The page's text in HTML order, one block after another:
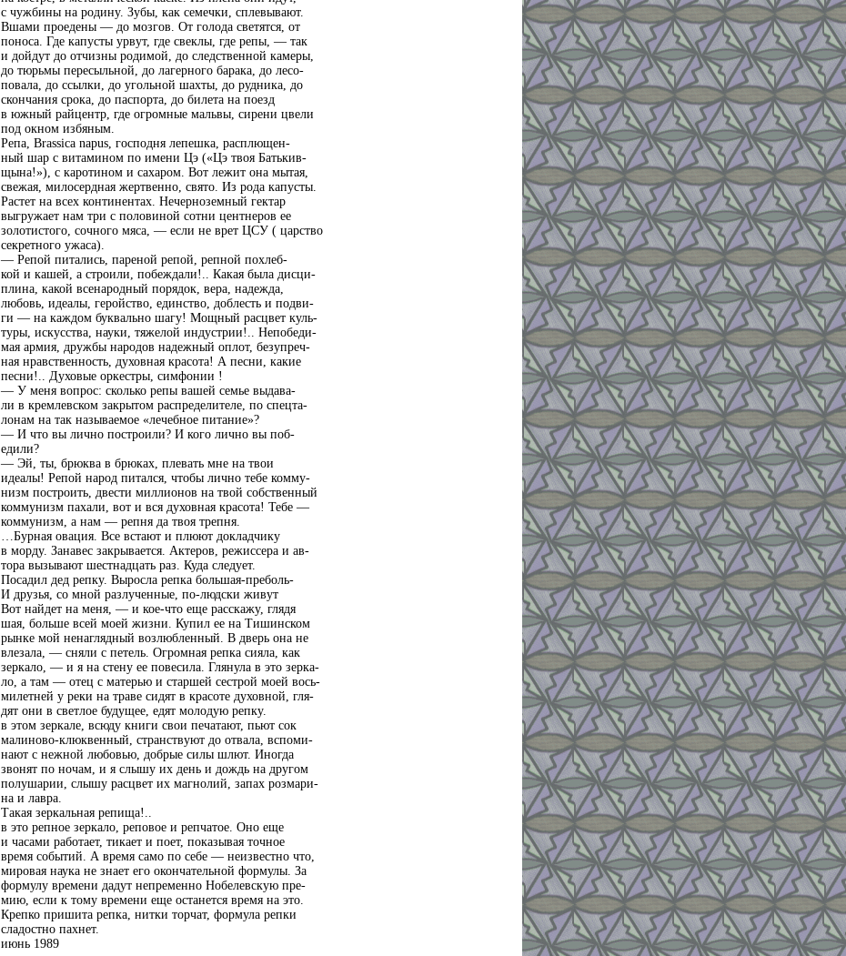
с чужбины на родину. Зубы, как семечки, сплевывают.
Вшами проедены — до мозгов. От голода светятся, от
поноса. Где капусты урвут, где свеклы, где репы, — так
и дойдут до отчизны родимой, до следственной камеры,
до тюрьмы пересыльной, до лагерного барака, до лесо-
повала, до ссылки, до угольной шахты, до рудника, до
скончания срока, до паспорта, до билета на поезд
в южный райцентр, где огромные мальвы, сирени цвели
под окном избяным.
Репа, Brassica napus, господня лепешка, расплющен-
ный шар с витамином по имени Цэ («Цэ твоя Батькив-
щына!»), с каротином и сахаром. Вот лежит она мытая,
свежая, милосердная жертвенно, свято. Из рода капусты.
Растет на всех континентах. Нечерноземный гектар
выгружает нам три с половиной сотни центнеров ее
золотистого, сочного мяса, — если не врет ЦСУ ( царство
секретного ужаса).
— Репой питались, пареной репой, репной похлеб-
кой и кашей, а строили, побеждали!.. Какая была дисци-
плина, какой всенародный порядок, вера, надежда,
любовь, идеалы, геройство, единство, доблесть и подви-
ги — на каждом буквально шагу! Мощный расцвет куль-
туры, искусства, науки, тяжелой индустрии!.. Непобеди-
мая армия, дружбы народов надежный оплот, безупреч-
ная нравственность, духовная красота! А песни, какие
песни!.. Духовые оркестры, симфонии !
— У меня вопрос: сколько репы вашей семье выдава-
ли в кремлевском закрытом распределителе, по спецта-
лонам на так называемое «лечебное питание»?
— И что вы лично построили? И кого лично вы поб-
едили?
— Эй, ты, брюква в брюках, плевать мне на твои
идеалы! Репой народ питался, чтобы лично тебе комму-
низм построить, двести миллионов на твой собственный
коммунизм пахали, вот и вся духовная красота! Тебе —
коммунизм, а нам — репня да твоя трепня.
…Бурная овация. Все встают и плюют докладчику
в морду. Занавес закрывается. Актеров, режиссера и ав-
тора вызывают шестнадцать раз. Куда следует.
Посадил дед репку. Выросла репка большая-преболь-
И друзья, со мной разлученные, по-людски живут
Вот найдет на меня, — и кое-что еще расскажу, глядя
шая, больше всей моей жизни. Купил ее на Тишинском
рынке мой ненаглядный возлюбленный. В дверь она не
влезала, — сняли с петель. Огромная репка сияла, как
зеркало, — и я на стену ее повесила. Глянула в это зерка-
ло, а там — отец с матерью и старшей сестрой моей вось-
милетней у реки на траве сидят в красоте духовной, гля-
дят они в светлое будущее, едят молодую репку.
в этом зеркале, всюду книги свои печатают, пьют сок
малиново-клюквенный, странствуют до отвала, вспоми-
нают с нежной любовью, добрые силы шлют. Иногда
звонят по ночам, и я слышу их день и дождь на другом
полушарии, слышу расцвет их магнолий, запах розмари-
на и лавра.
Такая зеркальная репища!..
в это репное зеркало, реповое и репчатое. Оно еще
и часами работает, тикает и поет, показывая точное
время событий. А время само по себе — неизвестно что,
мировая наука не знает его окончательной формулы. За
формулу времени дадут непременно Нобелевскую пре-
мию, если к тому времени еще останется время на это.
Крепко пришита репка, нитки торчат, формула репки
сладостно пахнет.
июнь 1989